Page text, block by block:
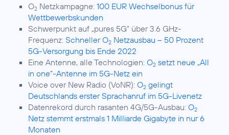
O2 Netzkampagne: 100 EUR Wechselbonus für
Wettbewerbskunden
Schwerpunkt auf „pures 5G“ über 3.6 GHz-
Frequenz: Schneller O2 Netzausbau – 50 Prozent
5G-Versorgung bis Ende 2022
Eine Antenne, alle Technologien: O2 setzt neue „All
in one“-Antenne im 5G-Netz ein
Voice over New Radio (VoNR): O2 gelingt
Deutschlands erster Sprachanruf im 5G-Livenetz
Datenrekord durch rasanten 4G/5G-Ausbau: O2
Netz stemmt erstmals 1 Milliarde Gigabyte in nur 6
Monaten